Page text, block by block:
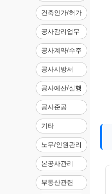
건축인가/허가
공사감리업무
공사계약/수주
공사시방서
공사예산/실행
공사준공
기타
노무/인원관리
본공사관리
부동산관련